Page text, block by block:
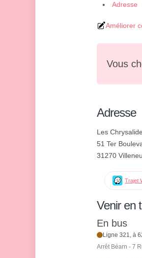
Adresse
Améliorer
Vous
Adresse
Les
51 Ter
31270
Trajet
Venir en
En bus
Ligne 321, à
Arrêt Béarn - 7